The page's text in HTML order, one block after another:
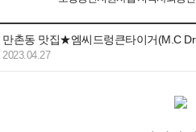
만촌동 맛집★엠씨드렁큰타이거(M.C
2023.04.27